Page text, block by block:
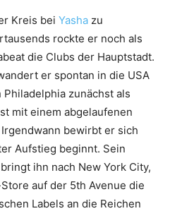
Kreis bei Yasha zu
rockte er noch als
die Clubs der Hauptstadt.
er spontan in die USA
zunächst als
mit einem abgelaufenen
bewirbt er sich
Aufstieg beginnt. Sein
ihn nach New York City,
auf der 5th Avenue die
Labels an die Reichen